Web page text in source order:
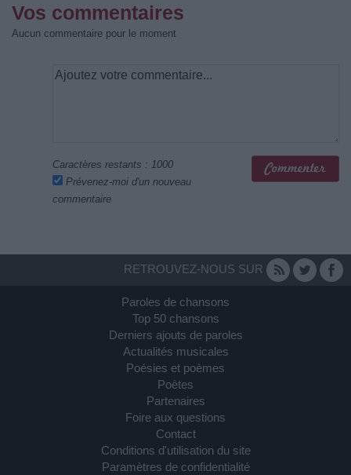
Vos commentaires
Aucun commentaire pour le moment
Caractères restants : 1000
Prévenez-moi d'un nouveau
commentaire
RETROUVEZ-NOUS SUR
Paroles de chansons
Top 50 chansons
Derniers ajouts de paroles
Actualités musicales
Poésies et poèmes
Poètes
Partenaires
Foire aux questions
Contact
Conditions d'utilisation du site
Paramètres de confidentialité